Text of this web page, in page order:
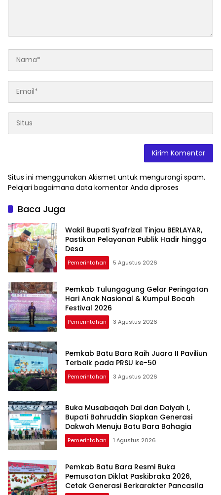
Situs ini menggunakan Akismet untuk mengurangi spam.
Pelajari bagaimana data komentar Anda diproses
Baca Juga
Wakil Bupati Syafrizal Tinjau BERLAYAR,
Pastikan Pelayanan Publik Hadir hingga
Desa
Pemerintahan 5 Agustus 2026
Pemkab Tulungagung Gelar Peringatan
Hari Anak Nasional & Kumpul Bocah
Festival 2026
Pemerintahan 3 Agustus 2026
Pemkab Batu Bara Raih Juara II Paviliun
Terbaik pada PRSU ke-50
Pemerintahan 3 Agustus 2026
Buka Musabaqah Dai dan Daiyah I,
Bupati Bahruddin Siapkan Generasi
Dakwah Menuju Batu Bara Bahagia
Pemerintahan 1 Agustus 2026
Pemkab Batu Bara Resmi Buka
Pemusatan Diklat Paskibraka 2026,
Cetak Generasi Berkarakter Pancasila